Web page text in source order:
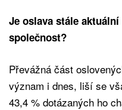
Je oslava stále
společnost?
Převážná část
význam i dnes, liší se
43,4 % dotázaných ho